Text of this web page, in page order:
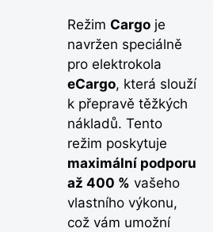
Režim Cargo je
navržen speciálně
pro elektrokola
eCargo, která slouží
k přepravě těžkých
nákladů. Tento
režim poskytuje
maximální podporu
až 400 % vašeho
vlastního výkonu,
což vám umožní